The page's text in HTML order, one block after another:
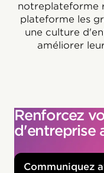
notreplateforme
plateforme les
une culture
améliorer
Renforcez
d'entreprise
Communiquez